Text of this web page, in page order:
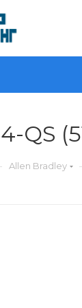
QS
Allen Bradley